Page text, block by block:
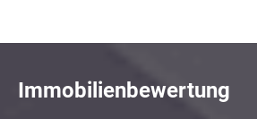
Immobilienbewertung